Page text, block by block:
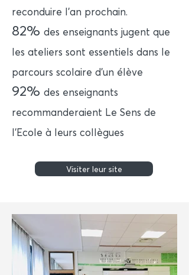
reconduire l'an prochain.
82% des enseignants jugent que
les ateliers sont essentiels dans le
parcours scolaire d’un élève
92% des enseignants
recommanderaient Le Sens de
l’Ecole à leurs collègues
Visiter leur site